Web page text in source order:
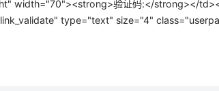
验证码:</strong></
type="text" size="4"